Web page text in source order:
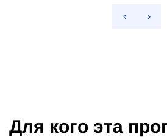
‹ ›
Для кого эта